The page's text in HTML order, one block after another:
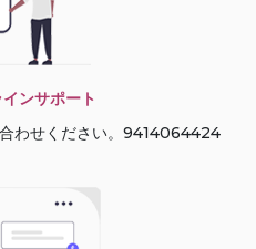
ンサポート
わせください。9414064424